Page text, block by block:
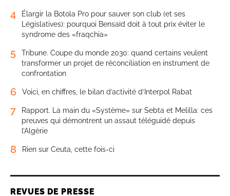
4
Élargir la Botola Pro pour sauver son club (et ses
Législatives): pourquoi Bensaïd doit à tout prix éviter le
syndrome des «fraqchia»
5
Tribune. Coupe du monde 2030: quand certains veulent
transformer un projet de réconciliation en instrument de
confrontation
6 Voici, en chiffres, le bilan d’activité d’Interpol Rabat
7
Rapport. La main du «Système» sur Sebta et Melilla: ces
preuves qui démontrent un assaut téléguidé depuis
l’Algérie
8 Rien sur Ceuta, cette fois-ci
REVUES DE PRESSE